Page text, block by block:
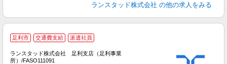
ランスタッド株式会社 の他の求人をみる
足利市 交通費支給 派遣社員
ランスタッド株式会社 足利支店（足利事業
所）/FASO111091